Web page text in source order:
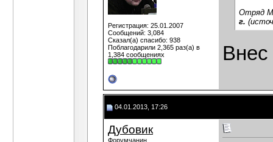
Регистрация: 25.01.2007
Сообщений: 3,084
Сказал(а) спасибо: 938
Поблагодарили 2,365 раз(а) в
1,384 сообщениях
Отряд
г.
Внес
04.01.2013, 17:26
Дубовик
Форумчанин